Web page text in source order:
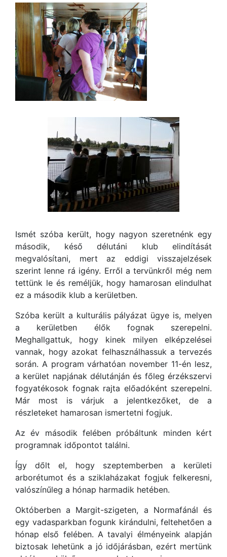
Ismét szóba került, hogy nagyon szeretnénk egy
második, késő délutáni klub elindítását
megvalósítani, mert az eddigi visszajelzések
szerint lenne rá igény. Erről a tervünkről még nem
tettünk le és reméljük, hogy hamarosan elindulhat
ez a második klub a kerületben.
Szóba került a kulturális pályázat ügye is, melyen
a kerületben élők fognak szerepelni.
Meghallgattuk, hogy kinek milyen elképzelései
vannak, hogy azokat felhasználhassuk a tervezés
során. A program várhatóan november 11-én lesz,
a kerület napjának délutánján és főleg érzékszervi
fogyatékosok fognak rajta előadóként szerepelni.
Már most is várjuk a jelentkezőket, de a
részleteket hamarosan ismertetni fogjuk.
Az év második felében próbáltunk minden kért
programnak időpontot találni.
Így dőlt el, hogy szeptemberben a kerületi
arborétumot és a sziklaházakat fogjuk felkeresni,
valószínűleg a hónap harmadik hetében.
Októberben a Margit-szigeten, a Normafánál és
egy vadasparkban fogunk kirándulni, feltehetően a
hónap első felében. A tavalyi élményeink alapján
biztosak lehetünk a jó időjárásban, ezért mertünk